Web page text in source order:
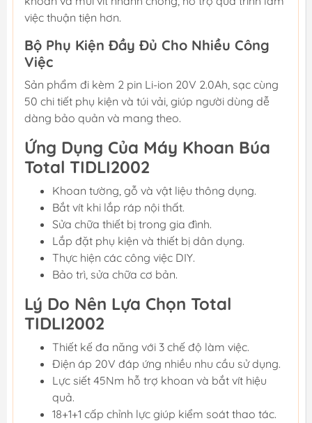
việc thuận tiện hơn.
Bộ Phụ Kiện Đầy Đủ Cho Nhiều Công
Việc
Sản phẩm đi kèm 2 pin Li-ion 20V 2.0Ah, sạc cùng
50 chi tiết phụ kiện và túi vải, giúp người dùng dễ
dàng bảo quản và mang theo.
Ứng Dụng Của Máy Khoan Búa
Total TIDLI2002
Khoan tường, gỗ và vật liệu thông dụng.
Bắt vít khi lắp ráp nội thất.
Sửa chữa thiết bị trong gia đình.
Lắp đặt phụ kiện và thiết bị dân dụng.
Thực hiện các công việc DIY.
Bảo trì, sửa chữa cơ bản.
Lý Do Nên Lựa Chọn Total
TIDLI2002
Thiết kế đa năng với 3 chế độ làm việc.
Điện áp 20V đáp ứng nhiều nhu cầu sử dụng.
Lực siết 45Nm hỗ trợ khoan và bắt vít hiệu
quả.
18+1+1 cấp chỉnh lực giúp kiểm soát thao tác.